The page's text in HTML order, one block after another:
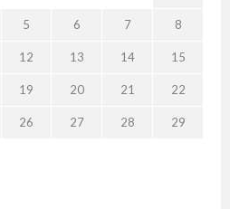
5 6 7 8
12 13 14 15
19 20 21 22
26 27 28 29